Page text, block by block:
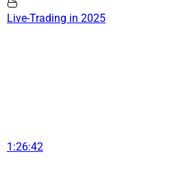
Live-Trading in 2025
1:26:42